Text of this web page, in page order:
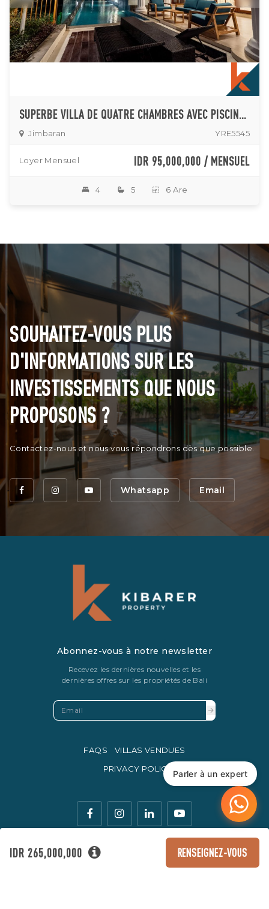
SUPERBE VILLA DE QUATRE CHAMBRES AVEC PISCINE PARTAGÉE ET VUE SUR L'OCÉAN À JIMBARAN
Jimbaran YRE5545
Loyer Mensuel IDR 95,000,000 / MENSUEL
4 5 6 Are
SOUHAITEZ-VOUS PLUS
D'INFORMATIONS SUR LES
INVESTISSEMENTS QUE NOUS
PROPOSONS ?
Contactez-nous et nous vous répondrons dès que possible.
Whatsapp Email
IDR 265,000,000 RENSEIGNEZ-VOUS
Abonnez-vous à notre newsletter
Recevez les dernières nouvelles et les
dernières offres sur les propriétés de Bali
FAQS
VILLAS VENDUES
PRIVACY POLICY
La monnaie légale d'échange en Indonésie est la roupie
Parler à un expert